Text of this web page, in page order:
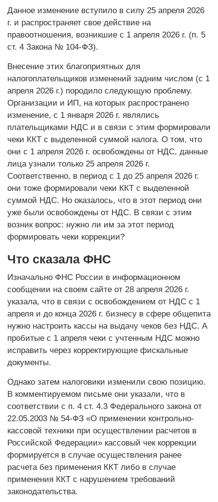
Данное изменение вступило в силу 25 апреля 2026
г. и распространяет свое действие на
правоотношения, возникшие с 1 апреля 2026 г. (п. 5
ст. 4 Закона № 104-ФЗ).
Внесение этих благоприятных для
налогоплательщиков изменений задним числом (с 1
апреля 2026 г.) породило следующую проблему.
Организации и ИП, на которых распространено
изменение, с 1 января 2026 г. являлись
плательщиками НДС и в связи с этим формировали
чеки ККТ с выделенной суммой налога. О том, что
они с 1 апреля 2026 г. освобождены от НДС, данные
лица узнали только 25 апреля 2026 г.
Соответственно, в период с 1 до 25 апреля 2026 г.
они тоже формировали чеки ККТ с выделенной
суммой НДС. Но оказалось, что в этот период они
уже были освобождены от НДС. В связи с этим
возник вопрос: нужно ли им за этот период
формировать чеки коррекции?
Что сказала ФНС
Изначально ФНС России в информационном
сообщении на своем сайте от 28 апреля 2026 г.
указала, что в связи с освобождением от НДС с 1
апреля и до конца 2026 г. бизнесу в сфере общепита
нужно настроить кассы на выдачу чеков без НДС. А
пробитые с 1 апреля чеки с учтенным НДС можно
исправить через корректирующие фискальные
документы.
Однако затем налоговики изменили свою позицию.
В комментируемом письме они указали, что в
соответствии с п. 4 ст. 4.3 Федерального закона от
22.05.2003 № 54-ФЗ «О применении контрольно-
кассовой техники при осуществлении расчетов в
Российской Федерации» кассовый чек коррекции
формируется в случае осуществления ранее
расчета без применения ККТ либо в случае
применения ККТ с нарушением требований
законодательства.